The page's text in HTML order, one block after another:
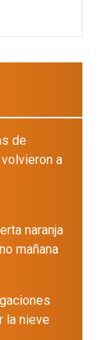
de
a
naranja
mañana
la nieve